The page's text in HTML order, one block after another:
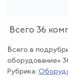
Всего 36
Всего в
оборудование»
Рубрика: